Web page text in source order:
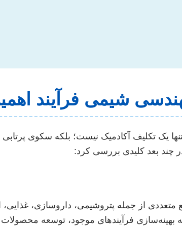
شیمی فرآیند
یک تکلیف آکادمیک نیست؛ بلکه سکوی پرتابی
بعد کلیدی بررسی کرد:
از جمله پتروشیمی، داروسازی،
فرآیندهای موجود، توسعه